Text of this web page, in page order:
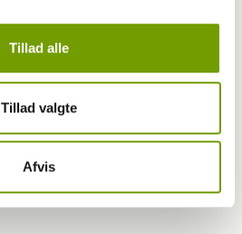
Tillad alle
Tillad valgte
Afvis